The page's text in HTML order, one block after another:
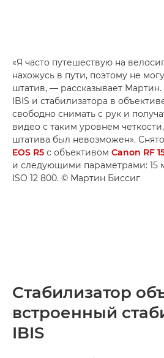
«Я часто путешествую на
нахожусь в пути, поэтому не
штатив, — рассказывает
IBIS и стабилизатора в
свободно снимать с рук и
видео с таким уровнем
штатива был невозможен».
EOS R5 с объективом Canon RF
и следующими параметрами: 15
ISO 12 800. © Мартин Биссиг
Стабилизатор
встроенный
IBIS